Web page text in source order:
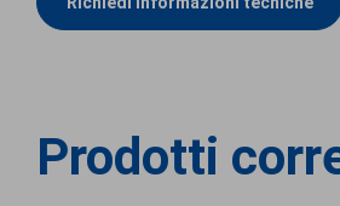
Prodotti